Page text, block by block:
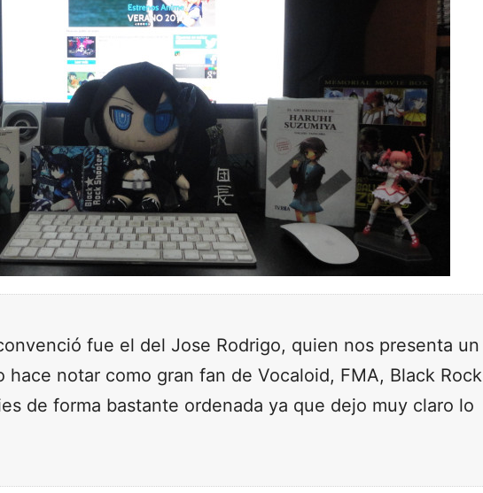
fue el del Jose Rodrigo, quien nos presenta un
notar como gran fan de Vocaloid, FMA, Black Rock
de forma bastante ordenada ya que dejo muy claro lo